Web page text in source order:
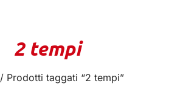
2 tempi
/ Prodotti taggati “2 tempi”